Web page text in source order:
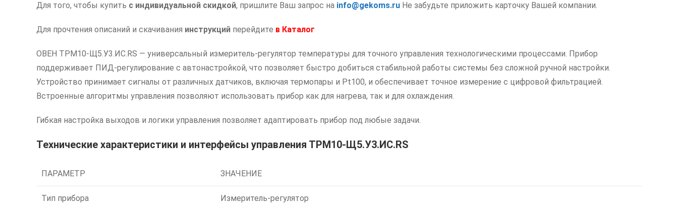
Для того, чтобы купить с индивидуальной скидкой, пришлите Ваш запрос на info@gekoms.ru Не забудьте приложить карточку Вашей компании.
Для прочтения описаний и скачивания инструкций перейдите в Каталог
ОВЕН ТРМ10-Щ5.У3.ИС.RS — универсальный измеритель-регулятор температуры для точного управления технологическими процессами. Прибор
поддерживает ПИД-регулирование с автонастройкой, что позволяет быстро добиться стабильной работы системы без сложной ручной настройки.
Устройство принимает сигналы от различных датчиков, включая термопары и Pt100, и обеспечивает точное измерение с цифровой фильтрацией.
Встроенные алгоритмы управления позволяют использовать прибор как для нагрева, так и для охлаждения.
Гибкая настройка выходов и логики управления позволяет адаптировать прибор под любые задачи.
Технические характеристики и интерфейсы управления ТРМ10-Щ5.У3.ИС.RS
ПАРАМЕТР ЗНАЧЕНИЕ
Тип прибора Измеритель-регулятор